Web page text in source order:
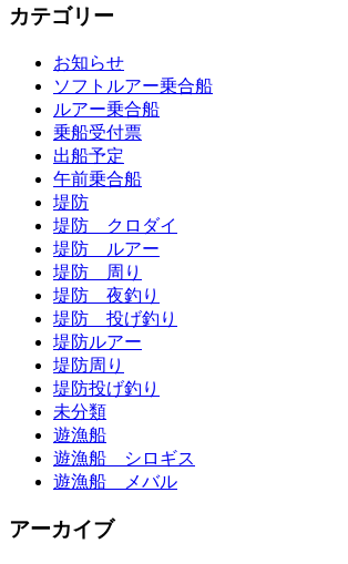
カテゴリー
お知らせ
ソフトルアー乗合船
ルアー乗合船
乗船受付票
出船予定
午前乗合船
堤防
堤防 クロダイ
堤防 ルアー
堤防 周り
堤防 夜釣り
堤防 投げ釣り
堤防ルアー
堤防周り
堤防投げ釣り
未分類
遊漁船
遊漁船 シロギス
遊漁船 メバル
アーカイブ